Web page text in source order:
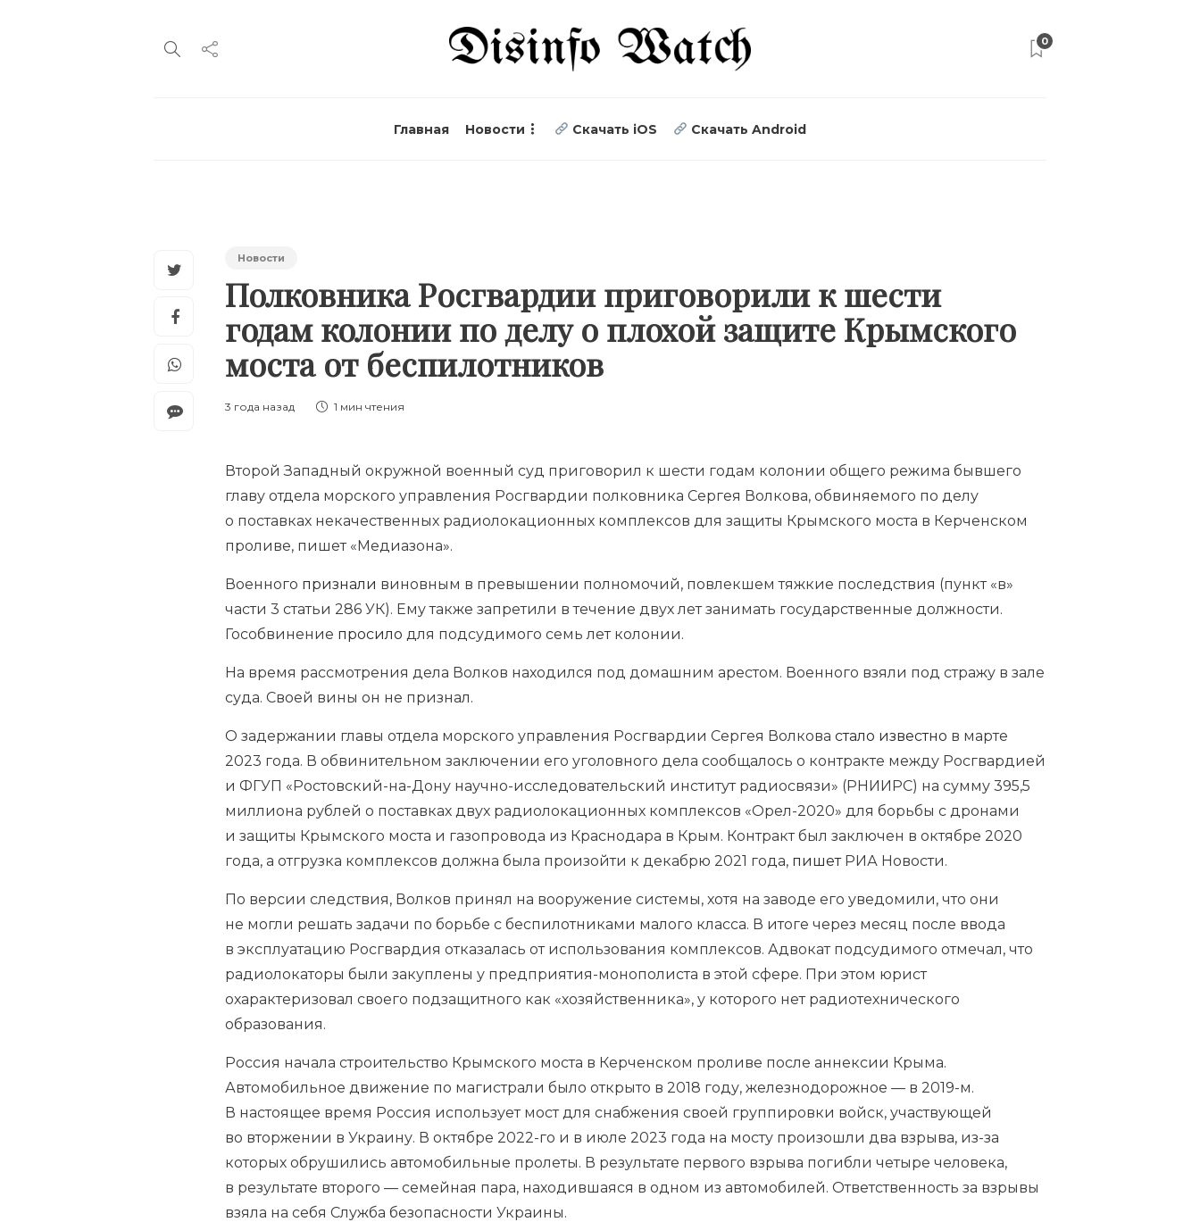
0
Главная Новости Скачать iOS Скачать Android
Новости
Полковника Росгвардии приговорили к шести
годам колонии по делу о плохой защите Крымского
моста от беспилотников
3 года назад 1 мин чтения
Второй Западный окружной военный суд приговорил к шести годам колонии общего режима бывшего
главу отдела морского управления Росгвардии полковника Сергея Волкова, обвиняемого по делу
о поставках некачественных радиолокационных комплексов для защиты Крымского моста в Керченском
проливе, пишет «Медиазона».
Военного признали виновным в превышении полномочий, повлекшем тяжкие последствия (пункт «в»
части 3 статьи 286 УК). Ему также запретили в течение двух лет занимать государственные должности.
Гособвинение просило для подсудимого семь лет колонии.
На время рассмотрения дела Волков находился под домашним арестом. Военного взяли под стражу в зале
суда. Своей вины он не признал.
О задержании главы отдела морского управления Росгвардии Сергея Волкова стало известно в марте
2023 года. В обвинительном заключении его уголовного дела сообщалось о контракте между Росгвардией
и ФГУП «Ростовский-на-Дону научно-исследовательский институт радиосвязи» (РНИИРС) на сумму 395,5
миллиона рублей о поставках двух радиолокационных комплексов «Орел-2020» для борьбы с дронами
и защиты Крымского моста и газопровода из Краснодара в Крым. Контракт был заключен в октябре 2020
года, а отгрузка комплексов должна была произойти к декабрю 2021 года, пишетРИА Новости.
По версии следствия, Волков принял на вооружение системы, хотя на заводе его уведомили, что они
не могли решать задачи по борьбе с беспилотниками малого класса. В итоге через месяц после ввода
в эксплуатацию Росгвардия отказалась от использования комплексов. Адвокат подсудимого отмечал, что
радиолокаторы были закуплены у предприятия-монополиста в этой сфере. При этом юрист
охарактеризовал своего подзащитного как «хозяйственника», у которого нет радиотехнического
образования.
Россия начала строительство Крымского моста в Керченском проливе после аннексии Крыма.
Автомобильное движение по магистрали было открыто в 2018 году, железнодорожное — в 2019-м.
В настоящее время Россия использует мост для снабжения своей группировки войск, участвующей
во вторжении в Украину. В октябре 2022-го и в июле 2023 года на мосту произошли два взрыва, из-за
которых обрушились автомобильные пролеты. В результате первого взрыва погибли четыре человека,
в результате второго — семейная пара, находившаяся в одном из автомобилей. Ответственность за взрывы
взяла на себя Служба безопасности Украины.